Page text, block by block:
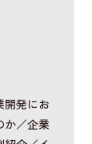
開発にお
か／企業